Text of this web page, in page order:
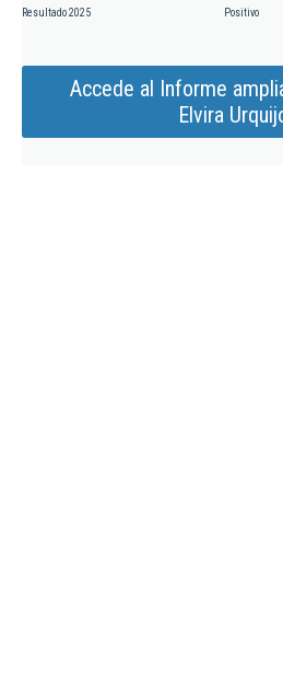
Resultado 2025 Positivo
Accede al Informe
Elvira